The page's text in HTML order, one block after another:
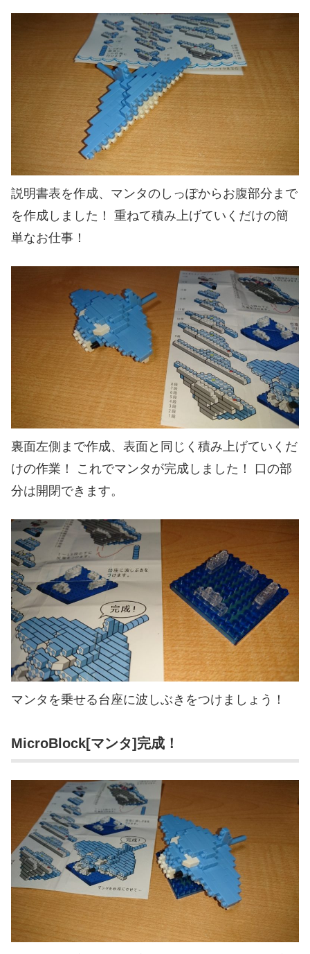
説明書表を作成、マンタのしっぽからお腹部分まで
を作成しました！ 重ねて積み上げていくだけの簡
単なお仕事！
裏面左側まで作成、表面と同じく積み上げていくだ
けの作業！ これでマンタが完成しました！ 口の部
分は開閉できます。
マンタを乗せる台座に波しぶきをつけましょう！
MicroBlock[マンタ]完成！